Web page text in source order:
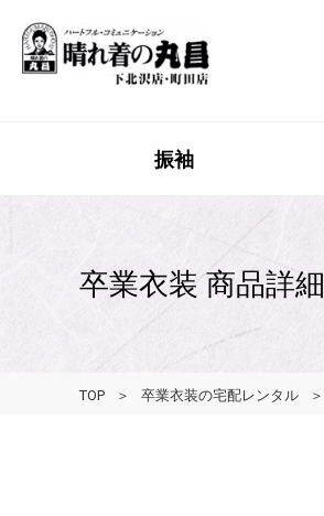
振袖
卒業衣装 商品詳細
TOP 卒業衣装の宅配レンタル